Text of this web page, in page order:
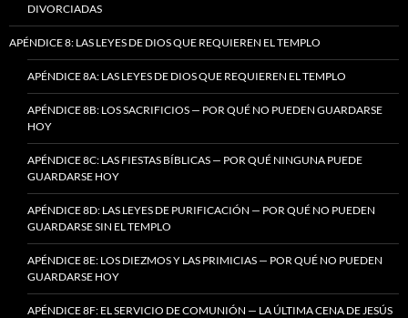
DIVORCIADAS
APÉNDICE 8: LAS LEYES DE DIOS QUE REQUIEREN EL TEMPLO
APÉNDICE 8A: LAS LEYES DE DIOS QUE REQUIEREN EL TEMPLO
APÉNDICE 8B: LOS SACRIFICIOS — POR QUÉ NO PUEDEN GUARDARSE
HOY
APÉNDICE 8C: LAS FIESTAS BÍBLICAS — POR QUÉ NINGUNA PUEDE
GUARDARSE HOY
APÉNDICE 8D: LAS LEYES DE PURIFICACIÓN — POR QUÉ NO PUEDEN
GUARDARSE SIN EL TEMPLO
APÉNDICE 8E: LOS DIEZMOS Y LAS PRIMICIAS — POR QUÉ NO PUEDEN
GUARDARSE HOY
APÉNDICE 8F: EL SERVICIO DE COMUNIÓN — LA ÚLTIMA CENA DE JESÚS